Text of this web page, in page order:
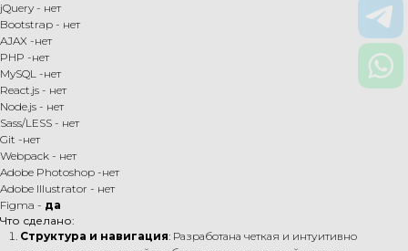
jQuery - нет
Bootstrap - нет
AJAX -нет
PHP -нет
MySQL -нет
React.js - нет
Node.js - нет
Sass/LESS - нет
Git -нет
Webpack - нет
Adobe Photoshop -нет
Adobe Illustrator - нет
Figma - да
Что сделано:
Структура и навигация: Разработана четкая и интуитивно